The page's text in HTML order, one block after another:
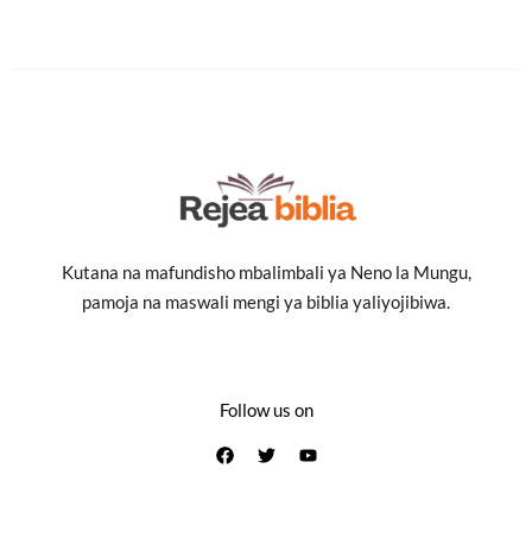
Kutana na mafundisho mbalimbali ya Neno la Mungu,
pamoja na maswali mengi ya biblia yaliyojibiwa.
Follow us on